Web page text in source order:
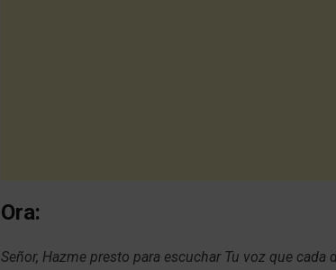
Ora:
Señor, Hazme presto para escuchar Tu voz que